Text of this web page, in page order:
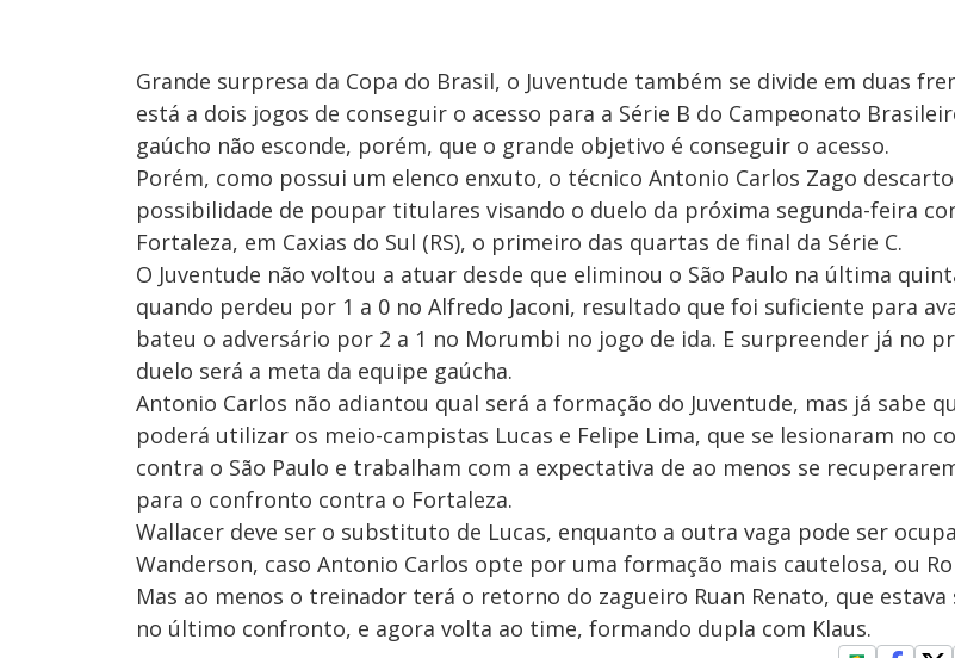
Grande surpresa da Copa do Brasil, o Juventude também se divide em duas
está a dois jogos de conseguir o acesso para a Série B do Campeonato
gaúcho não esconde, porém, que o grande objetivo é conseguir o acesso.
Porém, como possui um elenco enxuto, o técnico Antonio Carlos Zago
possibilidade de poupar titulares visando o duelo da próxima segunda-feira
Fortaleza, em Caxias do Sul (RS), o primeiro das quartas de final da Série C.
O Juventude não voltou a atuar desde que eliminou o São Paulo na última
quando perdeu por 1 a 0 no Alfredo Jaconi, resultado que foi suficiente para
bateu o adversário por 2 a 1 no Morumbi no jogo de ida. E surpreender já no
duelo será a meta da equipe gaúcha.
Antonio Carlos não adiantou qual será a formação do Juventude, mas já sabe
poderá utilizar os meio-campistas Lucas e Felipe Lima, que se lesionaram no
contra o São Paulo e trabalham com a expectativa de ao menos se
para o confronto contra o Fortaleza.
Wallacer deve ser o substituto de Lucas, enquanto a outra vaga pode ser
Wanderson, caso Antonio Carlos opte por uma formação mais cautelosa, ou
Mas ao menos o treinador terá o retorno do zagueiro Ruan Renato, que estava
no último confronto, e agora volta ao time, formando dupla com Klaus.